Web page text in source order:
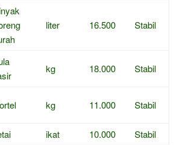
liter 16.500 Stabil
kg 18.000 Stabil
kg 11.000 Stabil
ikat 10.000 Stabil